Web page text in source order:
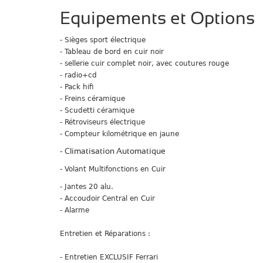
Equipements et Options
- Sièges sport électrique
- Tableau de bord en cuir noir
- sellerie cuir complet noir, avec coutures rouge
- radio+cd
- Pack hifi
- Freins céramique
- Scudetti céramique
- Rétroviseurs électrique
- Compteur kilométrique en jaune
- Climatisation Automatique
- Volant Multifonctions en Cuir
- Jantes 20 alu.
- Accoudoir Central en Cuir
- Alarme
Entretien et Réparations :
- Entretien EXCLUSIF Ferrari